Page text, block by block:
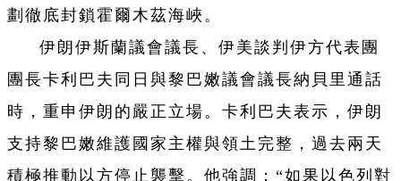
劃徹底封鎖霍爾木茲海峽。
伊朗伊斯蘭議會議長、伊美談判伊方代表團
團長卡利巴夫同日與黎巴嫩議會議長納貝里通話
時，重申伊朗的嚴正立場。卡利巴夫表示，伊朗
支持黎巴嫩維護國家主權與領土完整，過去兩天
積極推動以方停止襲擊。他強調：“如果以色列對